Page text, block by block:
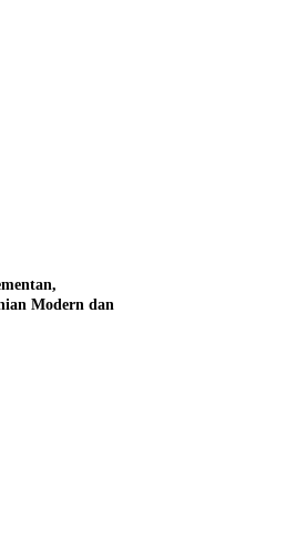
Modern dan